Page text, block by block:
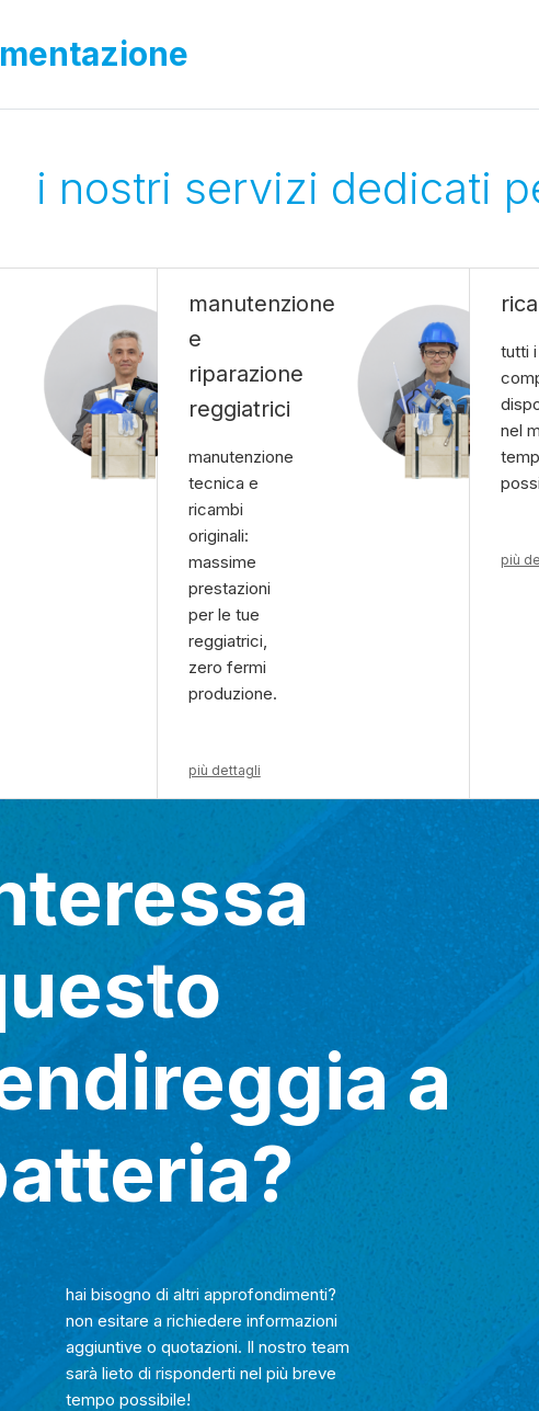
i nostri servizi dedicati
manutenzione
e
riparazione
reggiatrici
manutenzione
tecnica e
ricambi
originali:
massime
prestazioni
per le tue
reggiatrici,
zero fermi
produzione.
più dettagli
tutti i
nel
più
a
hai bisogno di altri approfondimenti?
non esitare a richiedere informazioni
aggiuntive o quotazioni. Il nostro team
sarà lieto di risponderti nel più breve
tempo possibile!